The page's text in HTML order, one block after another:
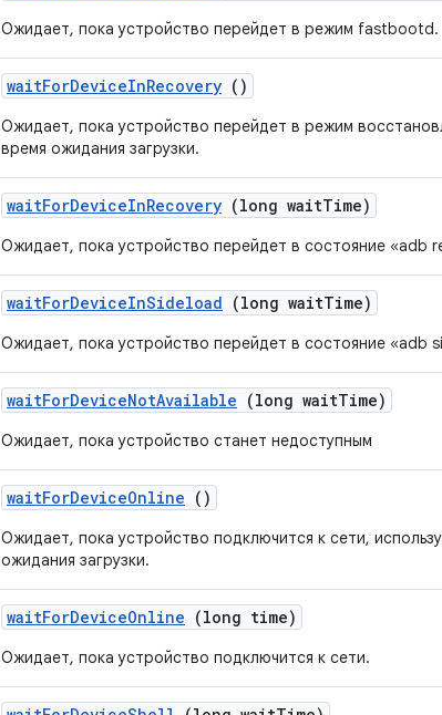
Ожидает, пока устройство перейдет в режим fastbootd.
waitForDeviceInRecovery ()
Ожидает, пока устройство перейдет в режим
время ожидания загрузки.
waitForDeviceInRecovery (long waitTime)
Ожидает, пока устройство перейдет в состояние «adb
waitForDeviceInSideload (long waitTime)
Ожидает, пока устройство перейдет в состояние «adb
waitForDeviceNotAvailable (long waitTime)
Ожидает, пока устройство станет недоступным
waitForDeviceOnline ()
Ожидает, пока устройство подключится к сети,
ожидания загрузки.
waitForDeviceOnline (long time)
Ожидает, пока устройство подключится к сети.